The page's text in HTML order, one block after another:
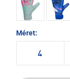
Méret:
4